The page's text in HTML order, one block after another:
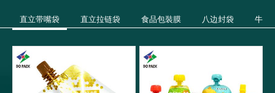
直立带嘴袋 直立拉链袋 食品包裝膜 八边封袋 牛皮